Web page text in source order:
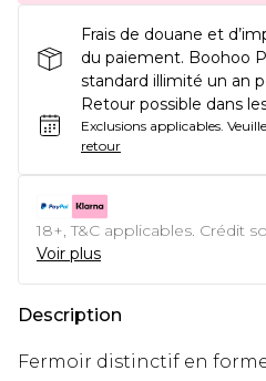
Frais de douane et
du paiement. Boohoo
standard illimité un an
Retour possible dans
Exclusions applicables.
retour
18+, T&C applicables. Crédit
Voir plus
Description
Fermoir distinctif en